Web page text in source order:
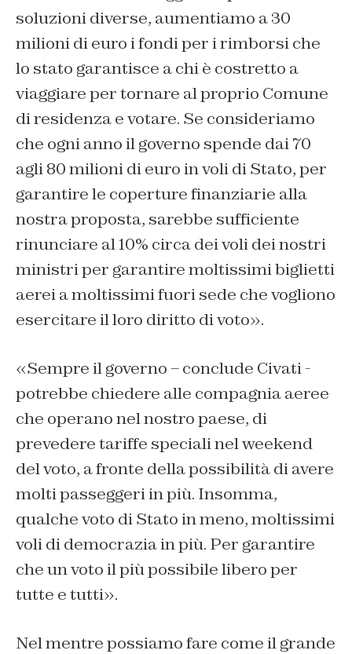
soluzioni diverse, aumentiamo a 30
milioni di euro i fondi per i rimborsi che
lo stato garantisce a chi è costretto a
viaggiare per tornare al proprio Comune
di residenza e votare. Se consideriamo
che ogni anno il governo spende dai 70
agli 80 milioni di euro in voli di Stato, per
garantire le coperture finanziarie alla
nostra proposta, sarebbe sufficiente
rinunciare al 10% circa dei voli dei nostri
ministri per garantire moltissimi biglietti
aerei a moltissimi fuori sede che vogliono
esercitare il loro diritto di voto».
«Sempre il governo – conclude Civati -
potrebbe chiedere alle compagnia aeree
che operano nel nostro paese, di
prevedere tariffe speciali nel weekend
del voto, a fronte della possibilità di avere
molti passeggeri in più. Insomma,
qualche voto di Stato in meno, moltissimi
voli di democrazia in più. Per garantire
che un voto il più possibile libero per
tutte e tutti».
Nel mentre possiamo fare come il grande